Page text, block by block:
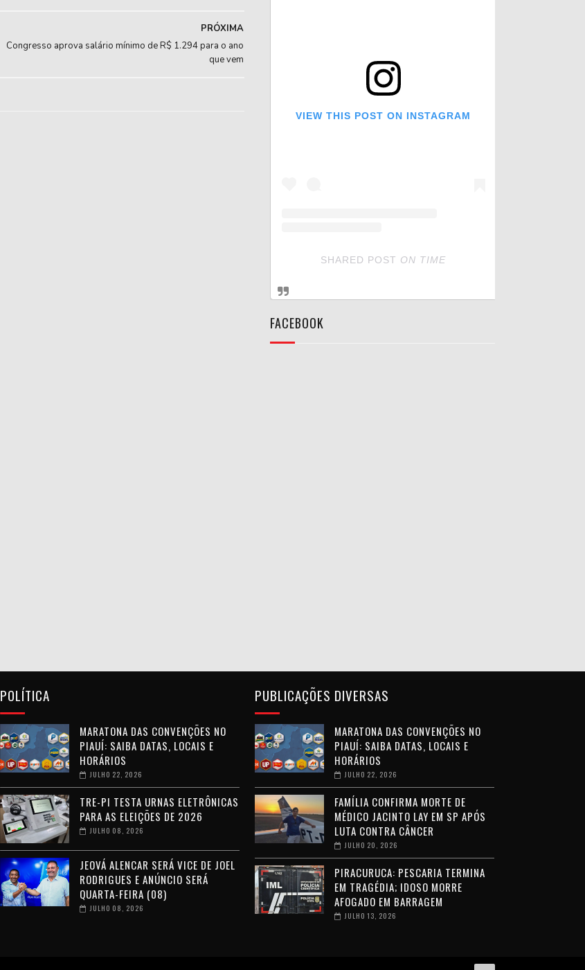
PRÓXIMA
Congresso aprova salário mínimo de R$ 1.294 para o ano
que vem
VIEW THIS POST ON INSTAGRAM
SHARED POST ON TIME
FACEBOOK
POLÍTICA
MARATONA DAS CONVENÇÕES NO
PIAUÍ: SAIBA DATAS, LOCAIS E
HORÁRIOS
JULHO 22, 2026
TRE-PI TESTA URNAS ELETRÔNICAS
PARA AS ELEIÇÕES DE 2026
JULHO 08, 2026
JEOVÁ ALENCAR SERÁ VICE DE JOEL
RODRIGUES E ANÚNCIO SERÁ
QUARTA-FEIRA (08)
JULHO 08, 2026
PUBLICAÇÕES DIVERSAS
MARATONA DAS CONVENÇÕES NO
PIAUÍ: SAIBA DATAS, LOCAIS E
HORÁRIOS
JULHO 22, 2026
FAMÍLIA CONFIRMA MORTE DE
MÉDICO JACINTO LAY EM SP APÓS
LUTA CONTRA CÂNCER
JULHO 20, 2026
PIRACURUCA: PESCARIA TERMINA
EM TRAGÉDIA; IDOSO MORRE
AFOGADO EM BARRAGEM
JULHO 13, 2026